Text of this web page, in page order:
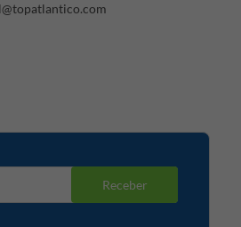
Receber